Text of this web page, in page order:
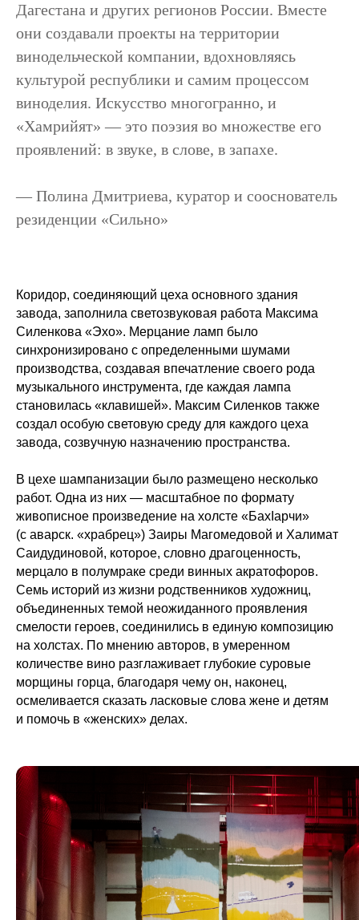
Дагестана и других регионов России. Вместе
они создавали проекты на территории
винодельческой компании, вдохновляясь
культурой республики и самим процессом
виноделия. Искусство многогранно, и
«Хамрийят» — это поэзия во множестве его
проявлений: в звуке, в слове, в запахе.
— Полина Дмитриева, куратор и сооснователь
резиденции «Сильно»
Коридор, соединяющий цеха основного здания
завода, заполнила светозвуковая работа Максима
Силенкова «Эхо». Мерцание ламп было
синхронизировано с определенными шумами
производства, создавая впечатление своего рода
музыкального инструмента, где каждая лампа
становилась «клавишей». Максим Силенков также
создал особую световую среду для каждого цеха
завода, созвучную назначению пространства.
В цехе шампанизации было размещено несколько
работ. Одна из них — масштабное по формату
живописное произведение на холсте «БахIарчи»
(с аварск. «храбрец») Заиры Магомедовой и Халимат
Саидудиновой, которое, словно драгоценность,
мерцало в полумраке среди винных акратофоров.
Семь историй из жизни родственников художниц,
объединенных темой неожиданного проявления
смелости героев, соединились в единую композицию
на холстах. По мнению авторов, в умеренном
количестве вино разглаживает глубокие суровые
морщины горца, благодаря чему он, наконец,
осмеливается сказать ласковые слова жене и детям
и помочь в «женских» делах.